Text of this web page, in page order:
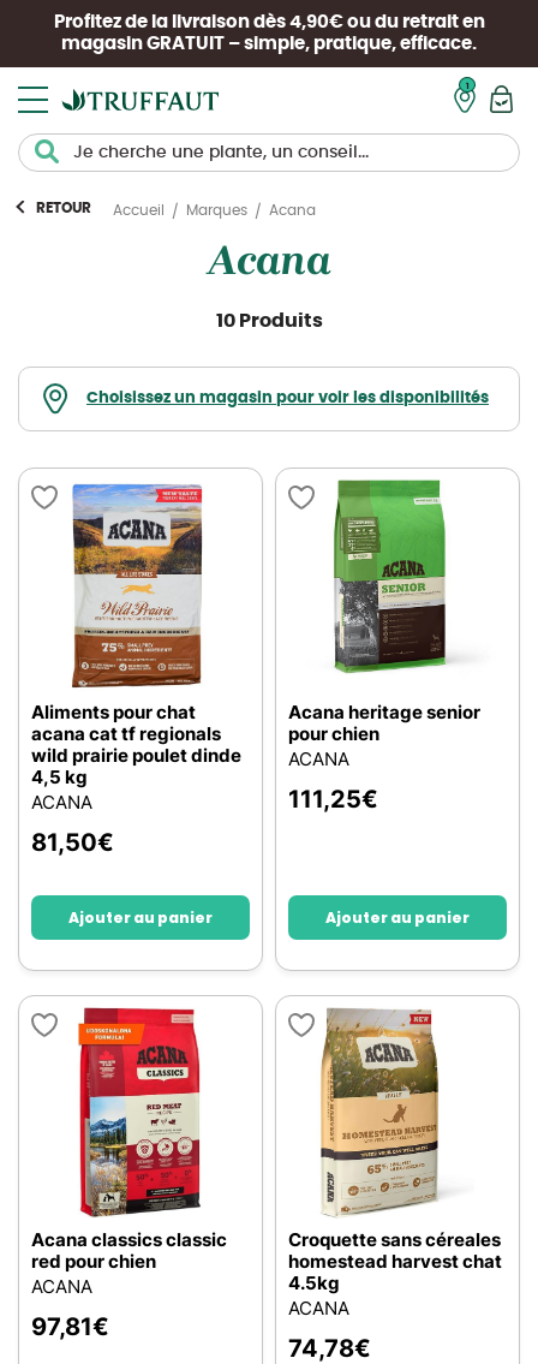
Profitez de la livraison dès 4,90€ ou du retrait en
magasin GRATUIT – simple, pratique, efficace.
RETOUR Accueil Marques Acana
Acana
10 Produits
Choisissez un magasin pour voir les disponibilités
Aliments pour chat
acana cat tf regionals
wild prairie poulet dinde
4,5 kg
ACANA
81,50€
Ajouter au panier
Acana heritage senior
pour chien
ACANA
111,25€
Ajouter au panier
Acana classics classic
red pour chien
ACANA
97,81€
Croquette sans céreales
homestead harvest chat
4.5kg
ACANA
74,78€